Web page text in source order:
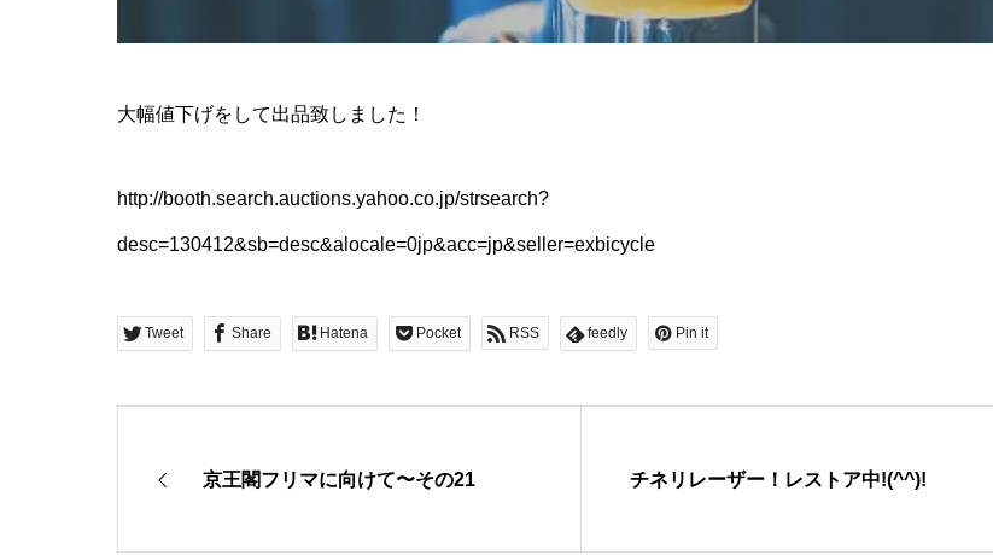
大幅値下げをして出品致しました！
http://booth.search.auctions.yahoo.co.jp/strsearch?
desc=130412&sb=desc&alocale=0jp&acc=jp&seller=exbicycle
Tweet Share Hatena Pocket RSS feedly Pin it
京王閣フリマに向けて〜その21 チネリレーザー！レストア中!(^^)!